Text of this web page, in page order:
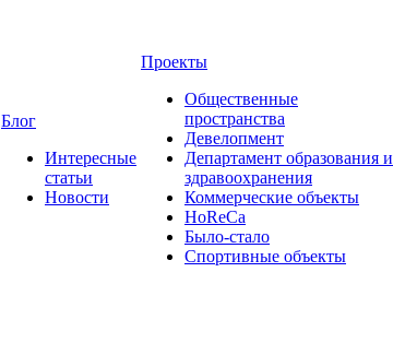
Блог
Интересные
статьи
Новости
Проекты
Общественные
пространства
Девелопмент
Департамент образования и
здравоохранения
Коммерческие объекты
HoReCa
Было-стало
Спортивные объекты